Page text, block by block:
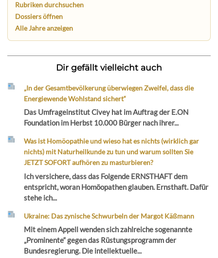
Rubriken durchsuchen
Dossiers öffnen
Alle Jahre anzeigen
Dir gefällt vielleicht auch
„In der Gesamtbevölkerung überwiegen Zweifel, dass die
Energiewende Wohlstand sichert“
Das Umfrageinstitut Civey hat im Auftrag der E.ON
Foundation im Herbst 10.000 Bürger nach ihrer...
Was ist Homöopathie und wieso hat es nichts (wirklich gar
nichts) mit Naturheilkunde zu tun und warum sollten Sie
JETZT SOFORT aufhören zu masturbieren?
Ich versichere, dass das Folgende ERNSTHAFT dem
entspricht, woran Homöopathen glauben. Ernsthaft. Dafür
stehe ich...
Ukraine: Das zynische Schwurbeln der Margot Käßmann
Mit einem Appell wenden sich zahlreiche sogenannte
„Prominente“ gegen das Rüstungsprogramm der
Bundesregierung. Die intellektuelle...